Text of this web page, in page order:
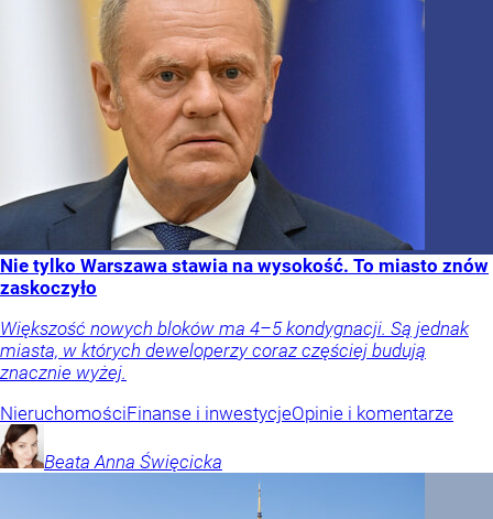
Nie tylko Warszawa stawia na wysokość. To miasto znów
zaskoczyło
Większość nowych bloków ma 4–5 kondygnacji. Są jednak
miasta, w których deweloperzy coraz częściej budują
znacznie wyżej.
NieruchomościFinanse i inwestycjeOpinie i komentarze
Beata Anna Święcicka